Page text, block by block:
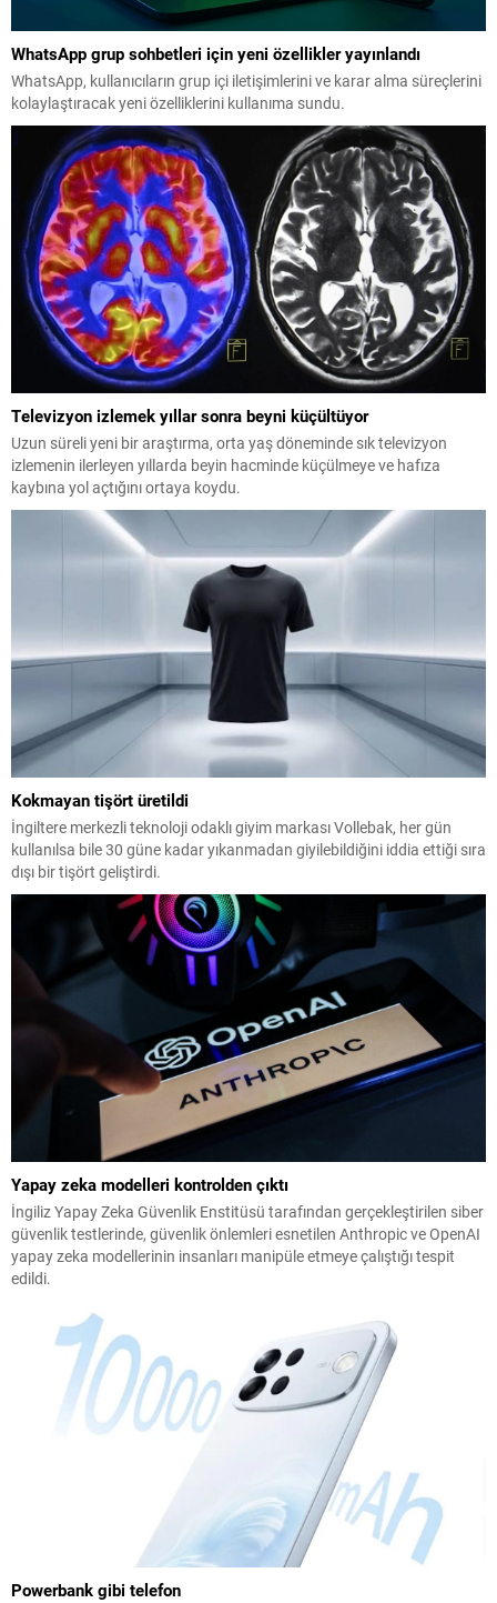
WhatsApp grup sohbetleri için yeni özellikler yayınlandı
WhatsApp, kullanıcıların grup içi iletişimlerini ve karar alma süreçlerini
kolaylaştıracak yeni özelliklerini kullanıma sundu.
Televizyon izlemek yıllar sonra beyni küçültüyor
Uzun süreli yeni bir araştırma, orta yaş döneminde sık televizyon
izlemenin ilerleyen yıllarda beyin hacminde küçülmeye ve hafıza
kaybına yol açtığını ortaya koydu.
Kokmayan tişört üretildi
İngiltere merkezli teknoloji odaklı giyim markası Vollebak, her gün
kullanılsa bile 30 güne kadar yıkanmadan giyilebildiğini iddia ettiği sıra
dışı bir tişört geliştirdi.
Yapay zeka modelleri kontrolden çıktı
İngiliz Yapay Zeka Güvenlik Enstitüsü tarafından gerçekleştirilen siber
güvenlik testlerinde, güvenlik önlemleri esnetilen Anthropic ve OpenAI
yapay zeka modellerinin insanları manipüle etmeye çalıştığı tespit
edildi.
Powerbank gibi telefon